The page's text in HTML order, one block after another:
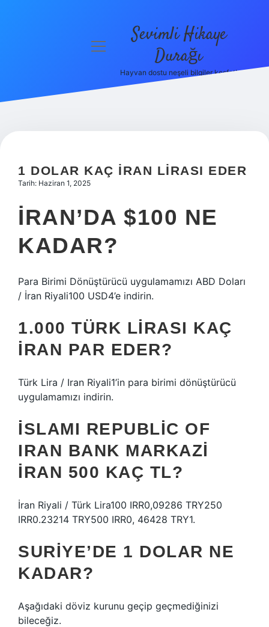
Hakkımızda
menüyü
Sevimli Hikaye
Durağı
Hayvan dostu neşeli bilgiler keşfet!
1 DOLAR KAÇ İRAN LIRASI EDER
Tarih: Haziran 1, 2025
İRAN’DA $100 NE
KADAR?
Para Birimi Dönüştürücü uygulamamızı ABD Doları
/ İran Riyali100 USD4’e indirin.
1.000 TÜRK LIRASI KAÇ
İRAN PAR EDER?
Türk Lira / Iran Riyali1’in para birimi dönüştürücü
uygulamamızı indirin.
İ̇SLAMI REPUBLIC OF
IRAN BANK MARKAZI
İRAN 500 KAÇ TL?
İran Riyali / Türk Lira100 IRR0,09286 TRY250
IRR0.23214 TRY500 IRR0, 46428 TRY1.
SURIYE’DE 1 DOLAR NE
KADAR?
Aşağıdaki döviz kurunu geçip geçmediğinizi
bileceğiz.